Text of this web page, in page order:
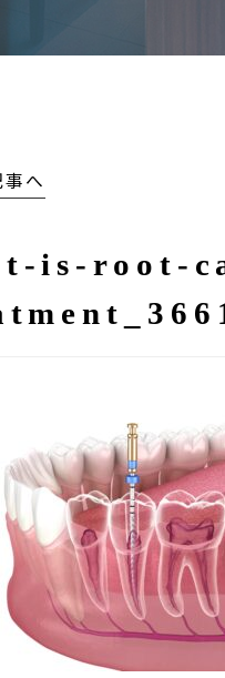
へ
is-root-